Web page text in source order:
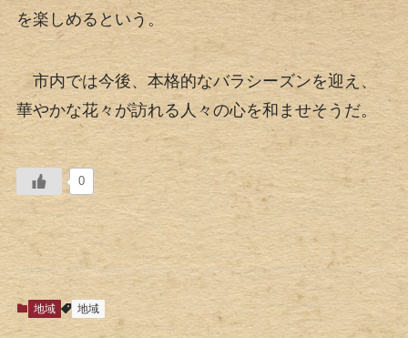
を楽しめるという。
市内では今後、本格的なバラシーズンを迎え、
華やかな花々が訪れる人々の心を和ませそうだ。
0
地域 地域